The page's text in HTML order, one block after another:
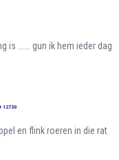
is ...... gun ik hem ieder dag
12730
en flink roeren in die rat